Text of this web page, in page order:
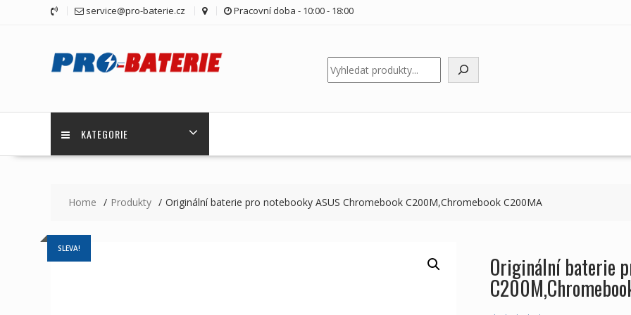
service@pro-baterie.cz Pracovní doba - 10:00 - 18:00
Hledat
KATEGORIE
Home Produkty Originální baterie pro notebooky ASUS Chromebook C200M,Chromebook C200MA
SLEVA!
Originální baterie